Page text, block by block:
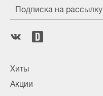
Подписка на рассылку
Хиты
Акции